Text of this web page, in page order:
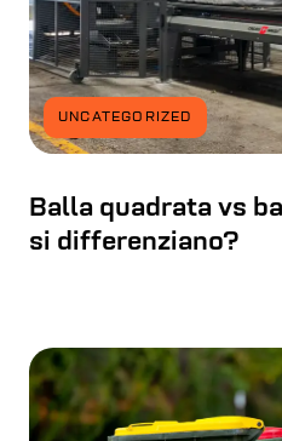
UNCATEGORIZED
Balla quadrata vs
si differenziano?